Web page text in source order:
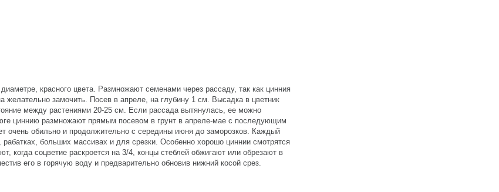
красного цвета. Размножают семенами через рассаду, так как цинния
замочить. Посев в апреле, на глубину 1 см. Высадка в цветник
между растениями 20-25 см. Если рассада вытянулась, ее можно
циннию размножают прямым посевом в грунт в апреле-мае с последующим
очень обильно и продолжительно с середины июня до заморозков. Каждый
больших массивах и для срезки. Особенно хорошо циннии смотрятся
когда соцветие раскроется на 3/4, концы стеблей обжигают или обрезают в
его в горячую воду и предварительно обновив нижний косой срез.